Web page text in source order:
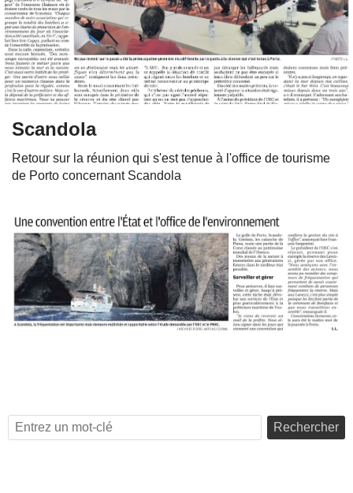
Scandola
Retour sur la réunion qui s'est tenue à l'office de tourisme
de Porto concernant Scandola
Rechercher